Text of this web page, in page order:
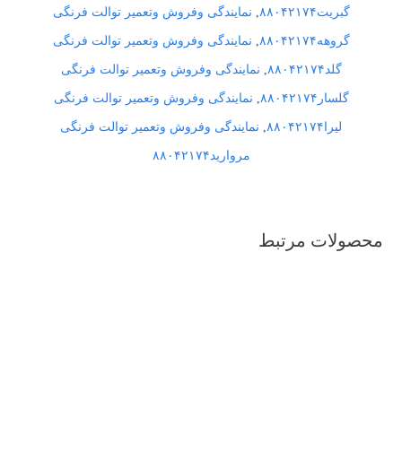
گبریت۸۸۰۴۲۱۷۴ , نمایندگی وفروش وتعمیر توالت فرنگی
گروهه۸۸۰۴۲۱۷۴ , نمایندگی وفروش وتعمیر توالت فرنگی
گلد۸۸۰۴۲۱۷۴ , نمایندگی وفروش وتعمیر توالت فرنگی
گلسار۸۸۰۴۲۱۷۴ , نمایندگی وفروش وتعمیر توالت فرنگی
لیرا۸۸۰۴۲۱۷۴ , نمایندگی وفروش وتعمیر توالت فرنگی
مروارید۸۸۰۴۲۱۷۴
محصولات مرتبط